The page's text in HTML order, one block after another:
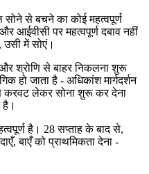
सोने से बचने का कोई महत्वपूर्ण
आईवीसी पर महत्वपूर्ण दबाव नहीं
उसी में सोएं।
श्रोणि से बाहर निकलना शुरू
हो जाता है - अधिकांश मार्गदर्शन
करवट लेकर सोना शुरू कर देना
है।
है। 28 सप्ताह के बाद से,
बाएँ को प्राथमिकता देना -